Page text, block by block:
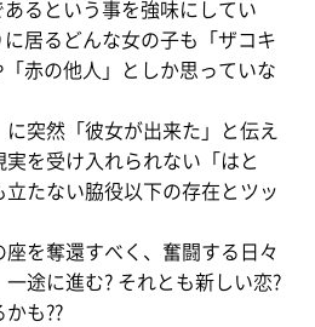
るという事を強味にしてい
居るどんな女の子も「ザコキ
赤の他人」としか思っていな
突然「彼女が出来た」と伝え
を受け入れられない「はと
たない脇役以下の存在とツッ
座を奪還すべく、奮闘する日々
途に進む? それとも新しい恋?
も??